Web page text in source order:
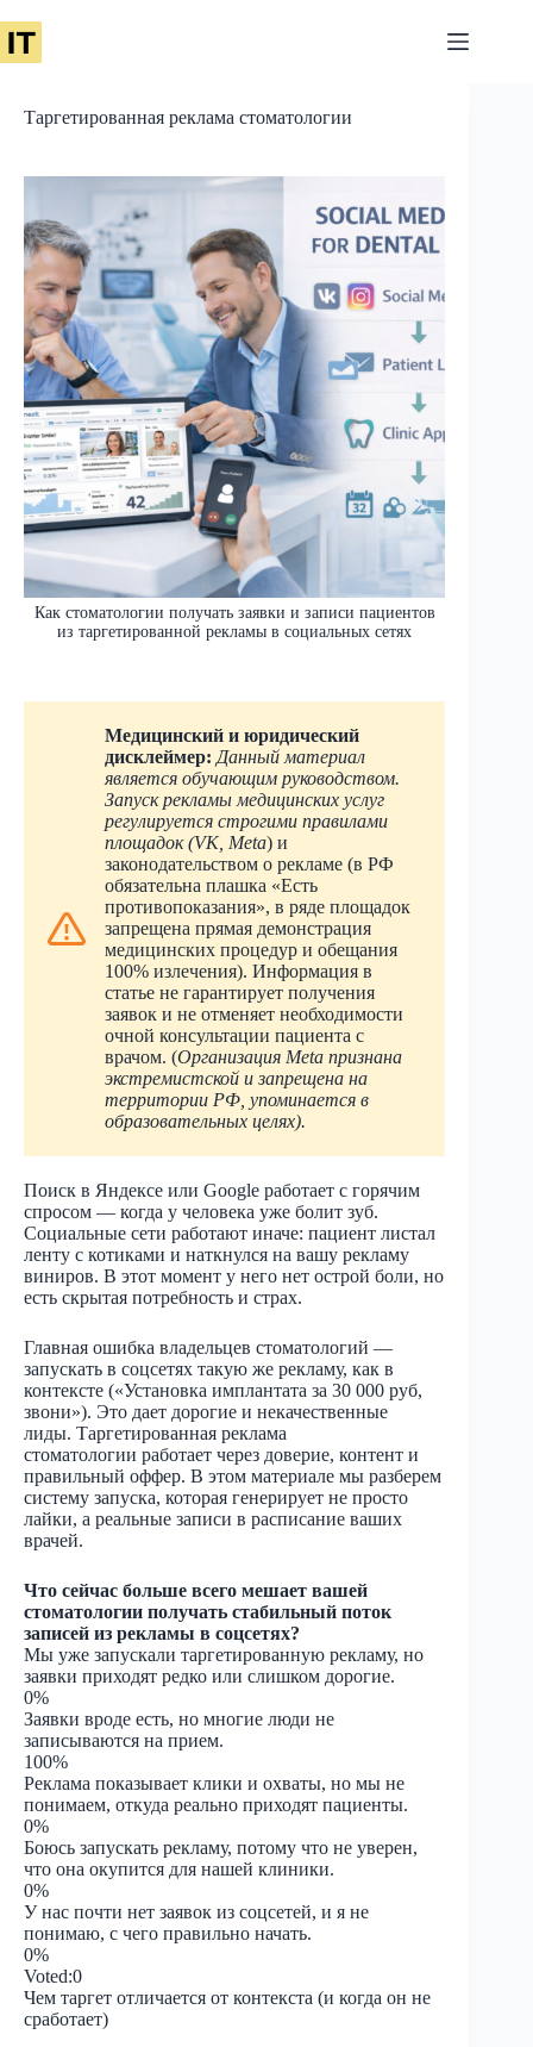
сути
Таргетированная реклама стоматологии
Как стоматологии получать заявки и записи пациентов
из таргетированной рекламы в социальных сетях
Медицинский и юридический
дисклеймер: Данный материал
является обучающим руководством.
Запуск рекламы медицинских услуг
регулируется строгими правилами
площадок (VK, Meta) и
законодательством о рекламе (в РФ
обязательна плашка «Есть
противопоказания», в ряде площадок
запрещена прямая демонстрация
медицинских процедур и обещания
100% излечения). Информация в
статье не гарантирует получения
заявок и не отменяет необходимости
очной консультации пациента с
врачом. (Организация Meta признана
экстремистской и запрещена на
территории РФ, упоминается в
образовательных целях).
Поиск в Яндексе или Google работает с горячим
спросом — когда у человека уже болит зуб.
Социальные сети работают иначе: пациент листал
ленту с котиками и наткнулся на вашу рекламу
виниров. В этот момент у него нет острой боли, но
есть скрытая потребность и страх.
Главная ошибка владельцев стоматологий —
запускать в соцсетях такую же рекламу, как в
контексте («Установка имплантата за 30 000 руб,
звони»). Это дает дорогие и некачественные
лиды. Таргетированная реклама
стоматологии работает через доверие, контент и
правильный оффер. В этом материале мы разберем
систему запуска, которая генерирует не просто
лайки, а реальные записи в расписание ваших
врачей.
Что сейчас больше всего мешает вашей
стоматологии получать стабильный поток
записей из рекламы в соцсетях?
Мы уже запускали таргетированную рекламу, но
заявки приходят редко или слишком дорогие.
0%
Заявки вроде есть, но многие люди не
записываются на прием.
100%
Реклама показывает клики и охваты, но мы не
понимаем, откуда реально приходят пациенты.
0%
Боюсь запускать рекламу, потому что не уверен,
что она окупится для нашей клиники.
0%
У нас почти нет заявок из соцсетей, и я не
понимаю, с чего правильно начать.
0%
Voted:0
Чем таргет отличается от контекста (и когда он не
сработает)